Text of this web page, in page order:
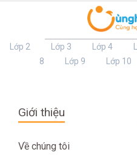
Lớp 2 Lớp 3 Lớp 4
8
Lớp 9 Lớp 10
Giới thiệu
Về chúng tôi